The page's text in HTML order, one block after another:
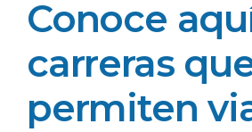
Conoce
carreras
permiten